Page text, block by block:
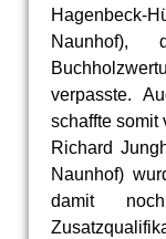
verpasste.
schaffte somit
Richard
Naunhof)
damit